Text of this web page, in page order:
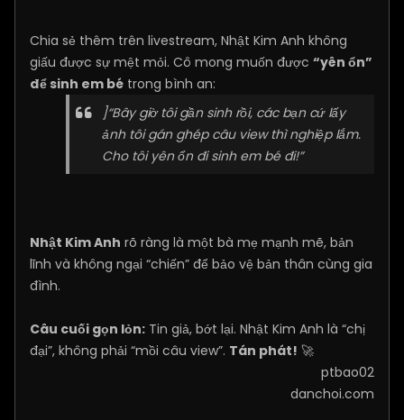
Chia sẻ thêm trên livestream, Nhật Kim Anh không
giấu được sự mệt mỏi. Cô mong muốn được “yên ổn”
để sinh em bé trong bình an:
]“Bây giờ tôi gần sinh rồi, các bạn cứ lấy
ảnh tôi gán ghép câu view thì nghiệp lắm.
Cho tôi yên ổn đi sinh em bé đi!”
Nhật Kim Anh rõ ràng là một bà mẹ mạnh mẽ, bản
lĩnh và không ngại “chiến” để bảo vệ bản thân cùng gia
đình.
Câu cuối gọn lỏn: Tin giả, bớt lại. Nhật Kim Anh là “chị
đại”, không phải “mồi câu view”. Tán phát! 🚀
ptbao02
danchoi.com